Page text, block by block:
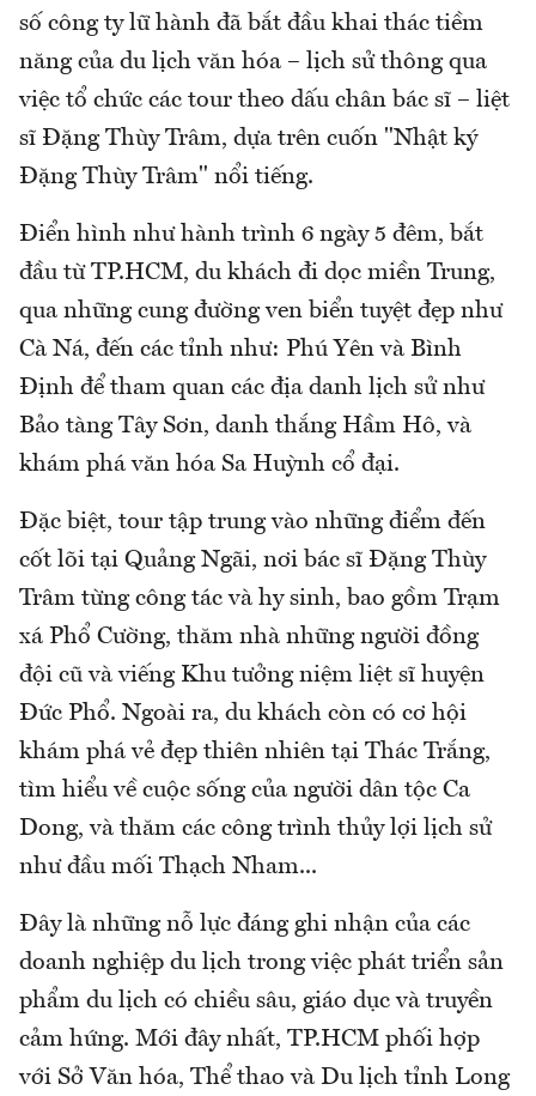
số công ty lữ hành đã bắt đầu khai thác tiềm
năng của du lịch văn hóa – lịch sử thông qua
việc tổ chức các tour theo dấu chân bác sĩ – liệt
sĩ Đặng Thùy Trâm, dựa trên cuốn "Nhật ký
Đặng Thùy Trâm" nổi tiếng.
Điển hình như hành trình 6 ngày 5 đêm, bắt
đầu từ TP.HCM, du khách đi dọc miền Trung,
qua những cung đường ven biển tuyệt đẹp như
Cà Ná, đến các tỉnh như: Phú Yên và Bình
Định để tham quan các địa danh lịch sử như
Bảo tàng Tây Sơn, danh thắng Hầm Hô, và
khám phá văn hóa Sa Huỳnh cổ đại.
Đặc biệt, tour tập trung vào những điểm đến
cốt lõi tại Quảng Ngãi, nơi bác sĩ Đặng Thùy
Trâm từng công tác và hy sinh, bao gồm Trạm
xá Phổ Cường, thăm nhà những người đồng
đội cũ và viếng Khu tưởng niệm liệt sĩ huyện
Đức Phổ. Ngoài ra, du khách còn có cơ hội
khám phá vẻ đẹp thiên nhiên tại Thác Trắng,
tìm hiểu về cuộc sống của người dân tộc Ca
Dong, và thăm các công trình thủy lợi lịch sử
như đầu mối Thạch Nham...
Đây là những nỗ lực đáng ghi nhận của các
doanh nghiệp du lịch trong việc phát triển sản
phẩm du lịch có chiều sâu, giáo dục và truyền
cảm hứng. Mới đây nhất, TP.HCM phối hợp
với Sở Văn hóa, Thể thao và Du lịch tỉnh Long